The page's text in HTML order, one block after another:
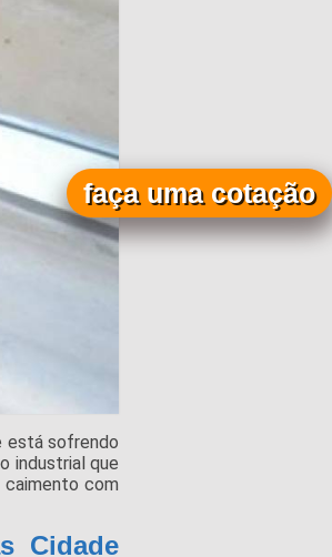
está sofrendo
industrial que
com
Cidade
faça uma cotação